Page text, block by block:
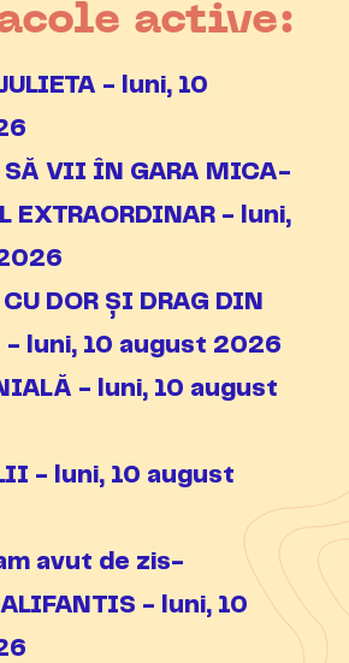
active:
- luni, 10
SĂ VII ÎN GARA MICA-
EXTRAORDINAR - luni,
DOR ȘI DRAG DIN
- luni, 10 august 2026
- luni, 10 august
- luni, 10 august
avut de zis-
- luni, 10